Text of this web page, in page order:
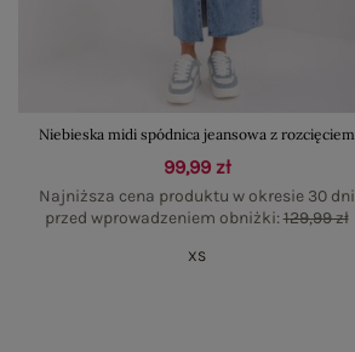
Niebieska midi spódnica jeansowa z rozcięciem
99,99 zł
Najniższa cena produktu w okresie 30 dni
przed wprowadzeniem obniżki:129,99 zł
XS